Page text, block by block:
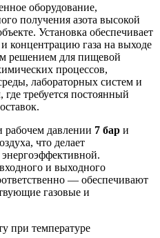
оборудование,
получения азота высокой
Установка обеспечивает
и концентрацию газа на выходе
решением для пищевой
процессов,
лабораторных систем и
где требуется постоянный
рабочем давлении 7 бар и
что делает
и выходного
— обеспечивают
газовые и
при температуре